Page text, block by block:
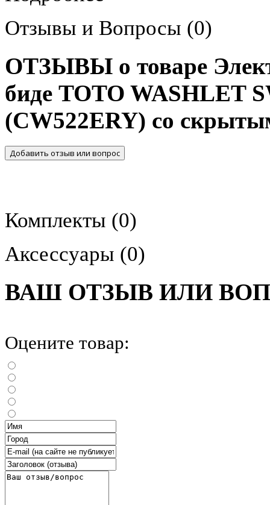
Отзывы и Вопросы (0)
ОТЗЫВЫ о товаре
биде TOTO WASHLET
(CW522ERY) со
Добавить отзыв или вопрос
Комплекты (0)
Аксессуары (0)
ВАШ ОТЗЫВ ИЛИ
Оцените товар: